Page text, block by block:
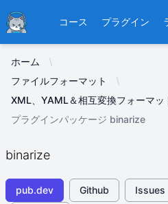
Ducafecat コース プラグイン
ホーム
ファイルフォーマット
XML、YAML＆相互変換フォーマッ
プラグインパッケージ binarize
binarize
pub.dev Github Issues